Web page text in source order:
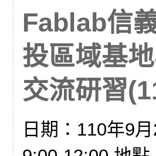
Fablab信
投區域基
交流研習
日期：110年9